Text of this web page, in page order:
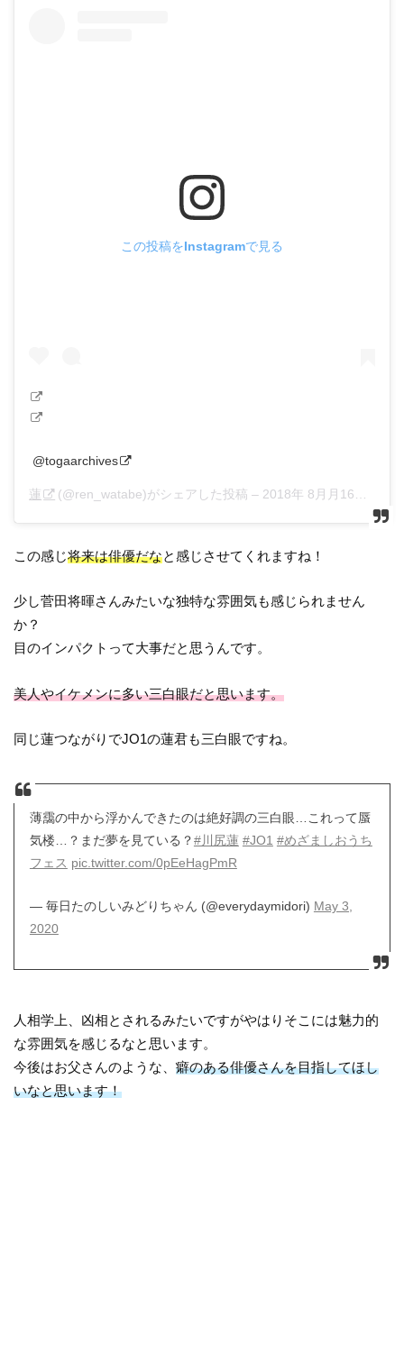
この投稿をInstagramで見る
@togaarchives
蓮 (@ren_watabe)がシェアした投稿 – 2018年 8月月16日午前3時16分PDT
この感じ将来は俳優だなと感じさせてくれますね！
少し菅田将暉さんみたいな独特な雰囲気も感じられません
か？
目のインパクトって大事だと思うんです。
美人やイケメンに多い三白眼だと思います。
同じ蓮つながりでJO1の蓮君も三白眼ですね。
薄靄の中から浮かんできたのは絶好調の三白眼…これって蜃
気楼…？まだ夢を見ている？#川尻蓮 #JO1 #めざましおうち
フェス pic.twitter.com/0pEeHagPmR
— 毎日たのしいみどりちゃん (@everydaymidori) May 3,
2020
人相学上、凶相とされるみたいですがやはりそこには魅力的
な雰囲気を感じるなと思います。
今後はお父さんのような、癖のある俳優さんを目指してほし
いなと思います！